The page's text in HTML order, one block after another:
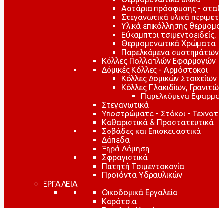
Αστάρια πρόσφυσης -
Στεγανωτικά υλικά
Υλικά επικόλλησης
Εύκαμπτοι
Θερμομονωτικά Χρώματα
Παρελκόμενα
Κόλλες Πολλαπλών Εφαρμογών
Δόμικές Κόλλες - Αρμόστοκοι
Κόλλες Δομικών Στοιχείων
Κόλλες Πλακιδίων,
Παρελκόμενα
Στεγανωτικά
Υποστρώματα - Στόκοι -
Καθαριστικά & Προστατευτικά
Σοβάδες και Επισκευαστικά
Δάπεδα
Ξηρά Δόμηση
Σφραγιστικά
Πατητή Τσιμεντοκονία
Προϊόντα Υδραυλικών
ΕΡΓΑΛΕΙΑ
Οικοδομικά Εργαλεία
Καρότσια